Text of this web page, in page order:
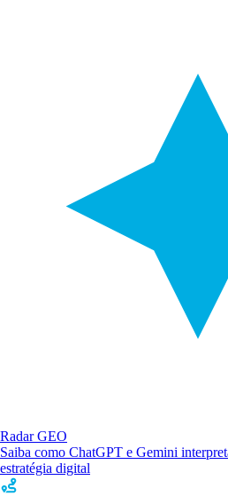
Radar GEO
Saiba como ChatGPT e Gemini
estratégia digital